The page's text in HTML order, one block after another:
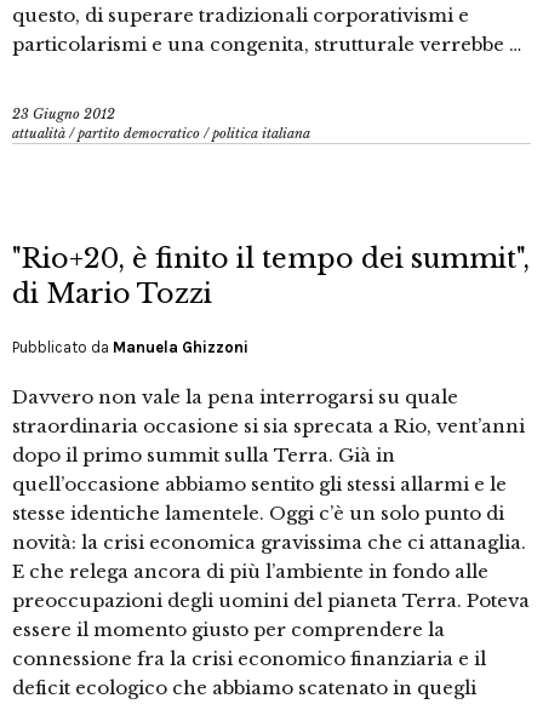
questo, di superare tradizionali corporativismi e
particolarismi e una congenita, strutturale verrebbe …
23 Giugno 2012
attualità /partito democratico /politica italiana
"Rio+20, è finito il tempo dei summit",
di Mario Tozzi
Pubblicato da Manuela Ghizzoni
Davvero non vale la pena interrogarsi su quale
straordinaria occasione si sia sprecata a Rio, vent’anni
dopo il primo summit sulla Terra. Già in
quell’occasione abbiamo sentito gli stessi allarmi e le
stesse identiche lamentele. Oggi c’è un solo punto di
novità: la crisi economica gravissima che ci attanaglia.
E che relega ancora di più l’ambiente in fondo alle
preoccupazioni degli uomini del pianeta Terra. Poteva
essere il momento giusto per comprendere la
connessione fra la crisi economico finanziaria e il
deficit ecologico che abbiamo scatenato in quegli